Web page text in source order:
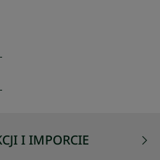
I IMPORCIE